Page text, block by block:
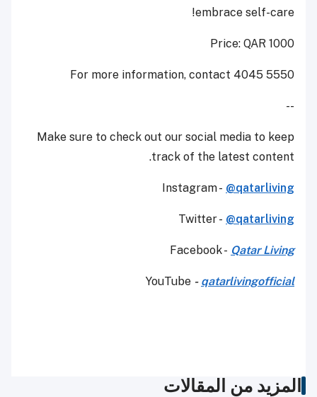
embrace self-care!
Price: QAR 1000
For more information, contact 4045 5550
--
Make sure to check out our social media to keep
track of the latest content.
Instagram - @qatarliving
Twitter - @qatarliving
Facebook - Qatar Living
YouTube - qatarlivingofficial
المزيد من المقالات